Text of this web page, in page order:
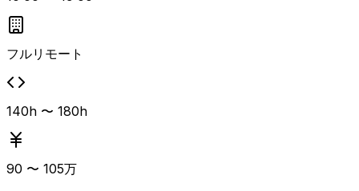
フルリモート
140h 〜 180h
90 〜 105万